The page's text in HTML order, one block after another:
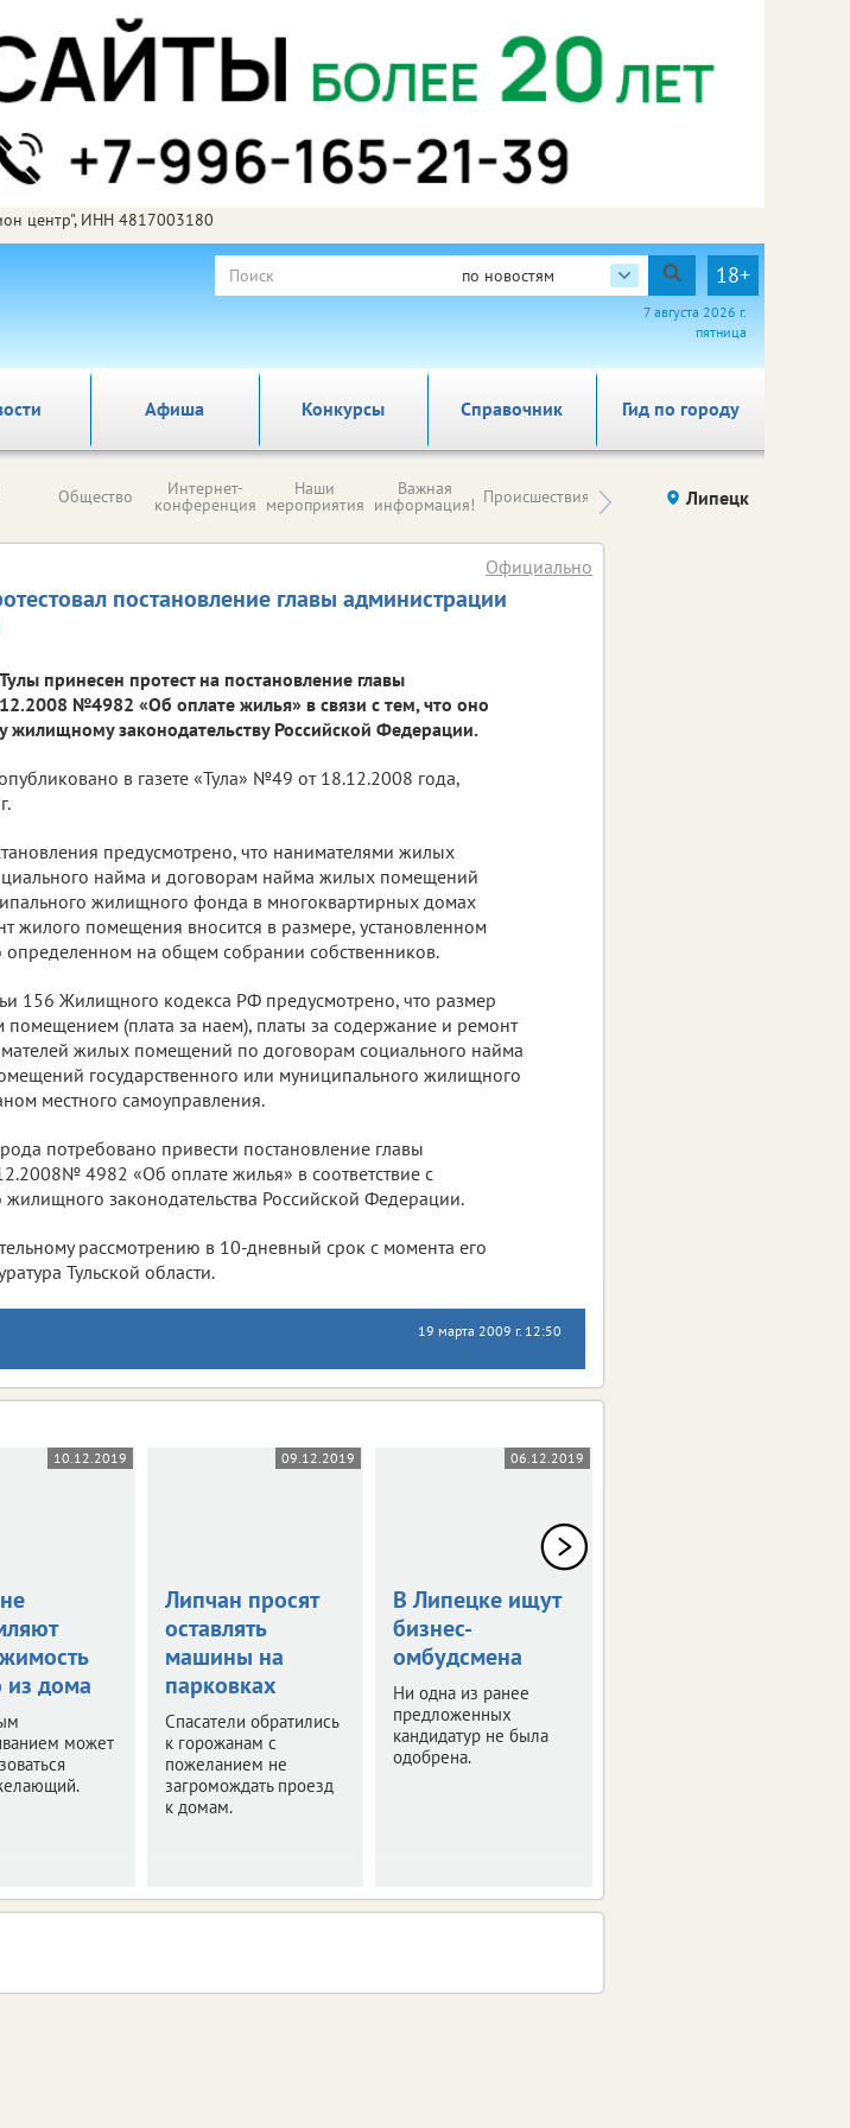
центр", ИНН 4817003180
по новостям 18+
7 августа 2026 г.
пятница
Афиша Справочник Гид по городу
Конкурсы
Общество Интернет-
конференция
Наши
мероприятия
Важная
информация! Происшествия Здоровье компаний (на
правах
Липецк
постановление главы администрации
Официально
принесен протест на постановление главы
№4982 «Об оплате жилья» в связи с тем, что оно
жилищному законодательству Российской Федерации.
в газете «Тула» №49 от 18.12.2008 года,
предусмотрено, что нанимателями жилых
найма и договорам найма жилых помещений
жилищного фонда в многоквартирных домах
жилого помещения вносится в размере, установленном
определенном на общем собрании собственников.
156 Жилищного кодекса РФ предусмотрено, что размер
(плата за наем), платы за содержание и ремонт
жилых помещений по договорам социального найма
государственного или муниципального жилищного
местного самоуправления.
потребовано привести постановление главы
4982 «Об оплате жилья» в соответствие с
законодательства Российской Федерации.
рассмотрению в 10-дневный срок с момента его
Тульской области.
19 марта 2009 г. 12:50
10.12.2019
из дома
может
09.12.2019
Липчан просят
оставлять
машины на
парковках
Спасатели обратились
к горожанам с
пожеланием не
загромождать проезд
к домам.
06.12.2019
В Липецке ищут
бизнес-
омбудсмена
Ни одна из ранее
предложенных
кандидатур не была
одобрена.